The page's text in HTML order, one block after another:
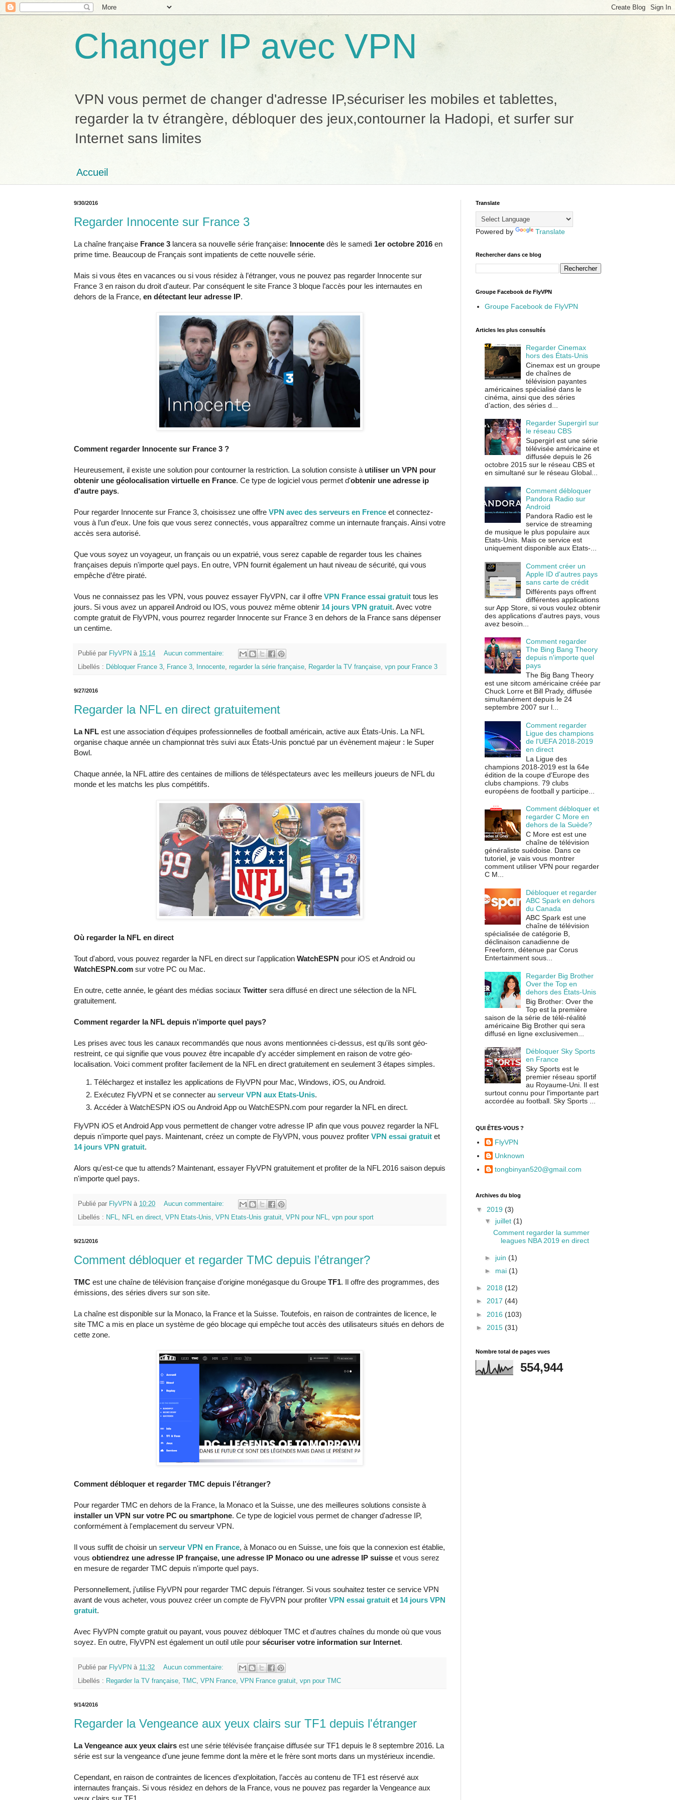
Changer IP avec VPN
VPN vous permet de changer d'adresse IP,sécuriser les mobiles et tablettes,
regarder la tv étrangère, débloquer des jeux,contourner la Hadopi, et surfer sur
Internet sans limites
Accueil
9/30/2016
Regarder Innocente sur France 3
La chaîne française France 3 lancera sa nouvelle série française: Innocente dès le samedi 1er octobre 2016 en
prime time. Beaucoup de Français sont impatients de cette nouvelle série.
Mais si vous êtes en vacances ou si vous résidez à l’étranger, vous ne pouvez pas regarder Innocente sur
France 3 en raison du droit d'auteur. Par conséquent le site France 3 bloque l’accès pour les internautes en
dehors de la France, en détectant leur adresse IP.
Comment regarder Innocente sur France 3 ?
Heureusement, il existe une solution pour contourner la restriction. La solution consiste à utiliser un VPN pour
obtenir une géolocalisation virtuelle en France. Ce type de logiciel vous permet d'obtenir une adresse ip
d'autre pays.
Pour regarder Innocente sur France 3, choisissez une offre VPN avec des serveurs en Frence et connectez-
vous à l’un d’eux. Une fois que vous serez connectés, vous apparaîtrez comme un internaute français. Ainsi votre
accès sera autorisé.
Que vous soyez un voyageur, un français ou un expatrié, vous serez capable de regarder tous les chaines
françaises depuis n'importe quel pays. En outre, VPN fournit également un haut niveau de sécurité, qui vous
empêche d’être piraté.
Vous ne connaissez pas les VPN, vous pouvez essayer FlyVPN, car il offre VPN France essai gratuit tous les
jours. Si vous avez un appareil Android ou IOS, vous pouvez même obtenir 14 jours VPN gratuit. Avec votre
compte gratuit de FlyVPN, vous pourrez regarder Innocente sur France 3 en dehors de la France sans dépenser
un centime.
Publié par FlyVPN à 15:14
Aucun commentaire:
Libellés : Débloquer France 3, France 3, Innocente, regarder la série française, Regarder la TV française, vpn pour France 3
9/27/2016
Regarder la NFL en direct gratuitement
La NFL est une association d'équipes professionnelles de football américain, active aux États-Unis. La NFL
organise chaque année un championnat très suivi aux États-Unis ponctué par un évènement majeur : le Super
Bowl.
Chaque année, la NFL attire des centaines de millions de téléspectateurs avec les meilleurs joueurs de NFL du
monde et les matchs les plus compétitifs.
Où regarder la NFL en direct
Tout d'abord, vous pouvez regarder la NFL en direct sur l'application WatchESPN pour iOS et Android ou
WatchESPN.com sur votre PC ou Mac.
En outre, cette année, le géant des médias sociaux Twitter sera diffusé en direct une sélection de la NFL
gratuitement.
Comment regarder la NFL depuis n'importe quel pays?
Les prises avec tous les canaux recommandés que nous avons mentionnées ci-dessus, est qu'ils sont géo-
restreint, ce qui signifie que vous pouvez être incapable d'y accéder simplement en raison de votre géo-
localisation. Voici comment profiter facilement de la NFL en direct gratuitement en seulement 3 étapes simples.
Téléchargez et installez les applications de FlyVPN pour Mac, Windows, iOS, ou Android.
Exécutez FlyVPN et se connecter au serveur VPN aux Etats-Unis.
Accéder à WatchESPN iOS ou Android App ou WatchESPN.com pour regarder la NFL en direct.
FlyVPN iOS et Android App vous permettent de changer votre adresse IP afin que vous pouvez regarder la NFL
depuis n'importe quel pays. Maintenant, créez un compte de FlyVPN, vous pouvez profiter VPN essai gratuit et
14 jours VPN gratuit.
Alors qu'est-ce que tu attends? Maintenant, essayer FlyVPN gratuitement et profiter de la NFL 2016 saison depuis
n'importe quel pays.
Publié par FlyVPN à 10:20
Aucun commentaire:
Libellés : NFL, NFL en direct, VPN Etats-Unis, VPN Etats-Unis gratuit, VPN pour NFL, vpn pour sport
9/21/2016
Comment débloquer et regarder TMC depuis l’étranger?
TMC est une chaîne de télévision française d'origine monégasque du Groupe TF1. Il offre des programmes, des
émissions, des séries divers sur son site.
La chaîne est disponible sur la Monaco, la France et la Suisse. Toutefois, en raison de contraintes de licence, le
site TMC a mis en place un système de géo blocage qui empêche tout accès des utilisateurs situés en dehors de
cette zone.
Comment débloquer et regarder TMC depuis l’étranger?
Pour regarder TMC en dehors de la France, la Monaco et la Suisse, une des meilleures solutions consiste à
installer un VPN sur votre PC ou smartphone. Ce type de logiciel vous permet de changer d'adresse IP,
conformément à l'emplacement du serveur VPN.
Il vous suffit de choisir un serveur VPN en France, à Monaco ou en Suisse, une fois que la connexion est établie,
vous obtiendrez une adresse IP française, une adresse IP Monaco ou une adresse IP suisse et vous serez
en mesure de regarder TMC depuis n'importe quel pays.
Personnellement, j'utilise FlyVPN pour regarder TMC depuis l’étranger. Si vous souhaitez tester ce service VPN
avant de vous acheter, vous pouvez créer un compte de FlyVPN pour profiter VPN essai gratuit et 14 jours VPN
gratuit.
Avec FlyVPN compte gratuit ou payant, vous pouvez débloquer TMC et d'autres chaînes du monde où que vous
soyez. En outre, FlyVPN est également un outil utile pour sécuriser votre information sur Internet.
Publié par FlyVPN à 11:32
Aucun commentaire:
Libellés : Regarder la TV française, TMC, VPN France, VPN France gratuit, vpn pour TMC
9/14/2016
Regarder la Vengeance aux yeux clairs sur TF1 depuis l'étranger
La Vengeance aux yeux clairs est une série télévisée française diffusée sur TF1 depuis le 8 septembre 2016. La
série est sur la vengeance d'une jeune femme dont la mère et le frère sont morts dans un mystérieux incendie.
Cependant, en raison de contraintes de licences d’exploitation, l’accès au contenu de TF1 est réservé aux
internautes français. Si vous résidez en dehors de la France, vous ne pouvez pas regarder la Vengeance aux
yeux clairs sur TF1.
Translate
Powered by Translate
Rechercher dans ce blog
Groupe Facebook de FlyVPN
Groupe Facebook de FlyVPN
Articles les plus consultés
Regarder Cinemax
hors des États-Unis
Cinemax est un groupe
de chaînes de
télévision payantes
américaines spécialisé dans le
cinéma, ainsi que des séries
d’action, des séries d...
Regarder Supergirl sur
le réseau CBS
Supergirl est une série
télévisée américaine et
diffusée depuis le 26
octobre 2015 sur le réseau CBS et
en simultané sur le réseau Global...
Comment débloquer
Pandora Radio sur
Android
Pandora Radio est le
service de streaming
de musique le plus populaire aux
Etats-Unis. Mais ce service est
uniquement disponible aux Etats-...
Comment créer un
Apple ID d'autres pays
sans carte de crédit
Différents pays offrent
différentes applications
sur App Store, si vous voulez obtenir
des applications d'autres pays, vous
avez besoin...
Comment regarder
The Bing Bang Theory
depuis n'importe quel
pays
The Big Bang Theory
est une sitcom américaine créée par
Chuck Lorre et Bill Prady, diffusée
simultanément depuis le 24
septembre 2007 sur l...
Comment regarder
Ligue des champions
de l'UEFA 2018-2019
en direct
La Ligue des
champions 2018-2019 est la 64e
édition de la coupe d'Europe des
clubs champions. 79 clubs
européens de football y participe...
Comment débloquer et
regarder C More en
dehors de la Suède?
C More est est une
chaîne de télévision
généraliste suédoise. Dans ce
tutoriel, je vais vous montrer
comment utiliser VPN pour regarder
C M...
Débloquer et regarder
ABC Spark en dehors
du Canada
ABC Spark est une
chaîne de télévision
spécialisée de catégorie B,
déclinaison canadienne de
Freeform, détenue par Corus
Entertainment sous...
Regarder Big Brother
Over the Top en
dehors des États-Unis
Big Brother: Over the
Top est la première
saison de la série de télé-réalité
américaine Big Brother qui sera
diffusé en ligne exclusivemen...
Débloquer Sky Sports
en France
Sky Sports est le
premier réseau sportif
au Royaume-Uni. Il est
surtout connu pour l'importante part
accordée au football. Sky Sports ...
QUI ÊTES-VOUS ?
FlyVPN
Unknown
tongbinyan520@gmail.com
Archives du blog
▼ 2019 (3)
▼ juillet (1)
Comment regarder la summer
leagues NBA 2019 en direct
► juin (1)
► mai (1)
► 2018 (12)
► 2017 (44)
► 2016 (103)
► 2015 (31)
Nombre total de pages vues
554,944